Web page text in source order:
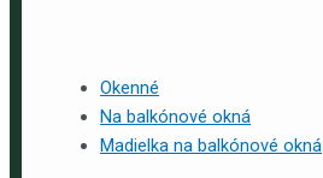
Okenné
Na balkónové okná
Madielka na balkónové okná